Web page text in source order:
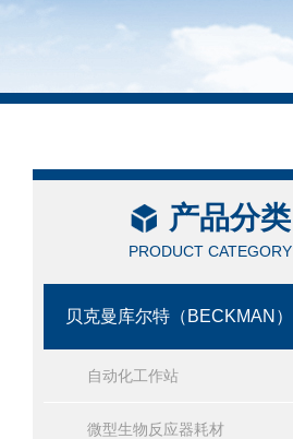
产品分类
PRODUCT CATEGORY
贝克曼库尔特（BECKMAN）
自动化工作站
微型生物反应器耗材